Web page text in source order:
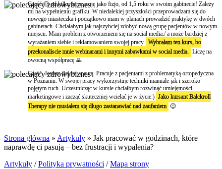
Cześć 🙂 od kilku lat pracuję jako fizjo, od 1,5 roku w swoim gabinecie! Zależy
mi na wypełnieniu grafiku. W niedalekiej przyszłości przeprowadzam się do
nowego miasteczka i początkowo mam w planach prowadzić praktykę w dwóch
gabinetach. Chciałabym jak najszybciej zdobyć nową grupę pacjentów w nowym
miejscu. Mam problem z otworzeniem się na social media:/ a może bardziej z
wyrażaniem siebie i reklamowaniem swojej pracy. Wybrałam ten kurs, bo
przekonaliscie mnie webinarami i innymi zabawkami w social media. Liczę na
owocną współpracę 🙏
Cześć. Jestem fizjoterapeutą. Pracuje z pacjentami z problematyką ortopedyczna
w Poznaniu. W swojej pracy wykorzystuje techniki manuale jak i szeroko
pojętym ruch. Uczestnicząc w kursie chciałbym rozwinąć umiejętności
marketingowe i zacząć skuteczniej wcielać je w życie:) Jako kursant Balckroll
Therapy nie musiałem się długo zastanawiać nad zaufaniem 😉
Strona główna » Artykuły » Jak pracować w godzinach, które
naprawdę ci pasują – bez frustracji i wypalenia?
Artykuły /Polityka prywatności /Mapa strony